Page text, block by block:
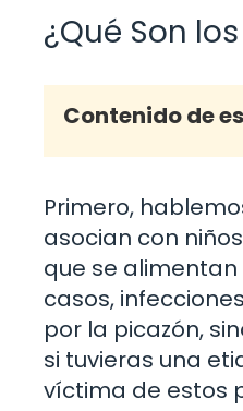
¿Qué Son
Contenido de
Primero,
asocian con
que se
casos,
por la picazón,
si tuvieras una
víctima de estos